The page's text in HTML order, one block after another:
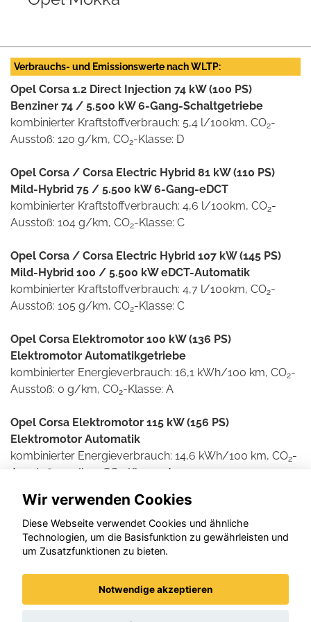
Verbrauchs- und Emissionswerte nach WLTP:
Opel Corsa 1.2 Direct Injection 74 kW (100 PS)
Benziner 74 / 5.500 kW 6-Gang-Schaltgetriebe
kombinierter Kraftstoffverbrauch: 5,4 l/100km, CO2-
Ausstoß: 120 g/km, CO2-Klasse: D
Opel Corsa / Corsa Electric Hybrid 81 kW (110 PS)
Mild-Hybrid 75 / 5.500 kW 6-Gang-eDCT
kombinierter Kraftstoffverbrauch: 4,6 l/100km, CO2-
Ausstoß: 104 g/km, CO2-Klasse: C
Opel Corsa / Corsa Electric Hybrid 107 kW (145 PS)
Mild-Hybrid 100 / 5.500 kW eDCT-Automatik
kombinierter Kraftstoffverbrauch: 4,7 l/100km, CO2-
Ausstoß: 105 g/km, CO2-Klasse: C
Opel Corsa Elektromotor 100 kW (136 PS)
Elektromotor Automatikgetriebe
kombinierter Energieverbrauch: 16,1 kWh/100 km, CO2-
Ausstoß: 0 g/km, CO2-Klasse: A
Opel Corsa Elektromotor 115 kW (156 PS)
Elektromotor Automatik
kombinierter Energieverbrauch: 14,6 kWh/100 km, CO2-
Ausstoß: 0 g/km, CO
-Klasse: A
Weitere Informationen zum offiziellen Kraftstoff- und
Stromverbrauch und den offiziellen spezifischen CO2-
Emissionen neuer Personenkraftwagen können dem
'Leitfaden über den Kraftstoffverbrauch und die CO2-
Emissionen neuer Personenkraftwagen' entnommen
werden, der an allen Verkaufsstellen und bei der DAT
Deutsche Automobil Treuhand GmbH , Helmuth-Hirth-
Wir verwenden Cookies
Diese Webseite verwendet Cookies und ähnliche
Technologien, um die Basisfunktion zu gewährleisten und
um Zusatzfunktionen zu bieten.
Notwendige akzeptieren